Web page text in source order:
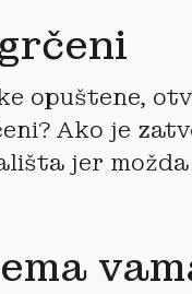
opuštene,
Ako je
jer možda